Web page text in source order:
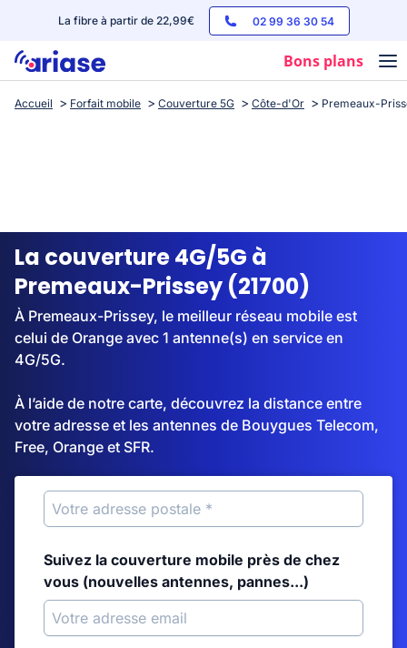
La fibre à partir de 22,99€ 02 99 36 30 54
Bons plans
Box internet
Streaming
Accueil Forfait mobile Couverture 5G Côte-d'Or Premeaux-
La couverture 4G/5G à
Premeaux-Prissey (21700)
À Premeaux-Prissey, le meilleur réseau mobile est
celui de Orange avec 1 antenne(s) en service en
4G/5G.
À l’aide de notre carte, découvrez la distance entre
votre adresse et les antennes de Bouygues Telecom,
Free, Orange et SFR.
Suivez la couverture mobile près de chez
vous (nouvelles antennes, pannes...)